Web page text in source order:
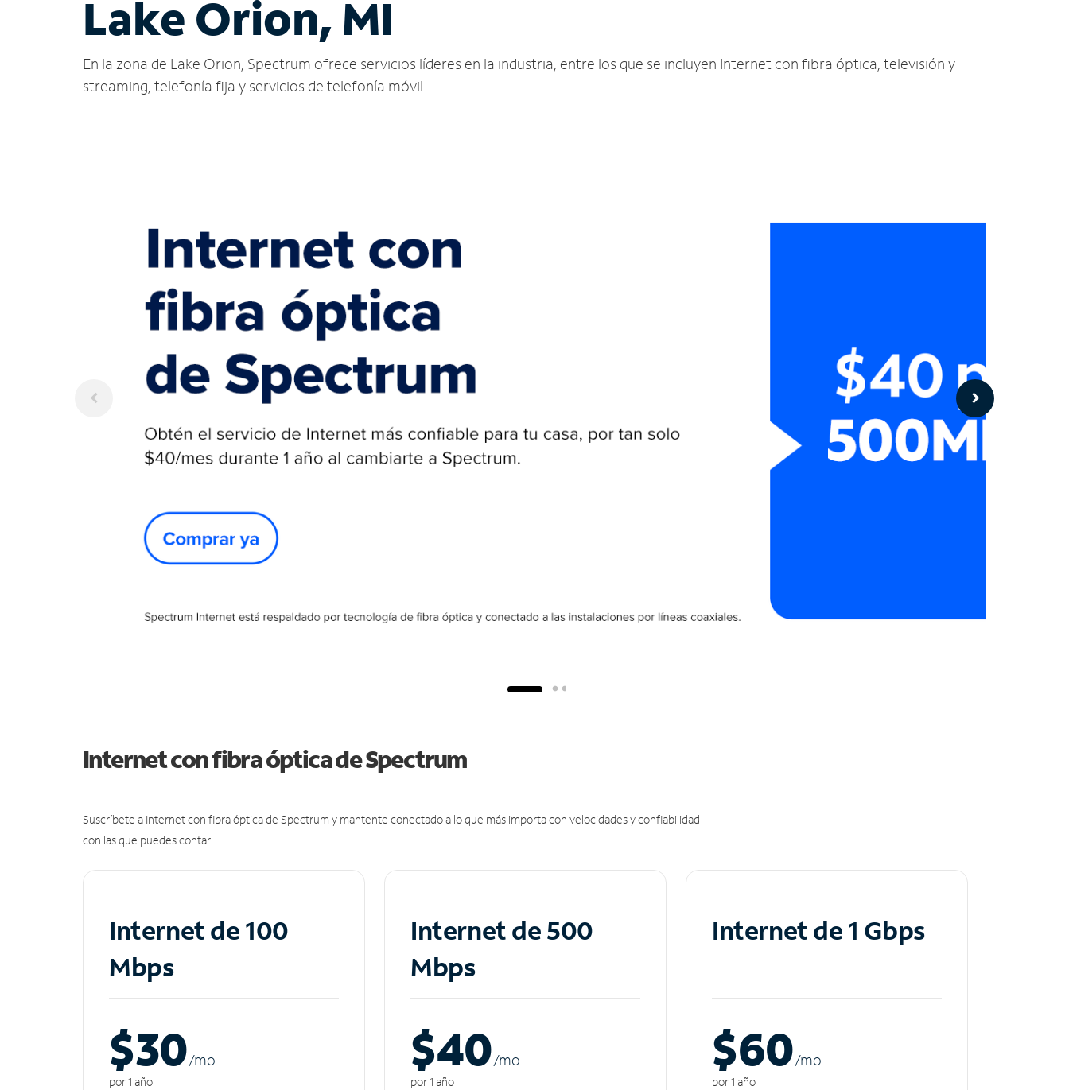
Lake Orion, MI
En la zona de Lake Orion, Spectrum ofrece servicios líderes en la industria, entre los que se incluyen Internet con fibra óptica, televisión y
streaming, telefonía fija y servicios de telefonía móvil.
Internet con fibra óptica de Spectrum
Suscríbete a Internet con fibra óptica de Spectrum y mantente conectado a lo que más importa con velocidades y confiabilidad
con las que puedes contar.
Internet de 100
Mbps
$30/mo
por 1 año
Internet de 500
Mbps
$40/mo
por 1 año
Internet de 1 Gbps
$60/mo
por 1 año